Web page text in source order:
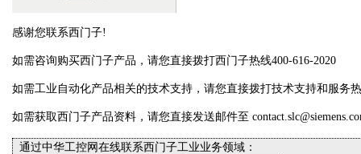
感谢您联系西门子!
如需咨询购买西门子产品，请您直接拨打西门子热线400-616-2020
如需工业自动化产品相关的技术支持，请您直接拨打技术支持和服务热
如需获取西门子产品资料，请您直接发送邮件至
通过中华工控网在线联系西门子工业业务领域：